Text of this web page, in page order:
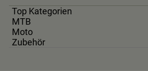
Top Kategorien
MTB
Moto
Zubehör